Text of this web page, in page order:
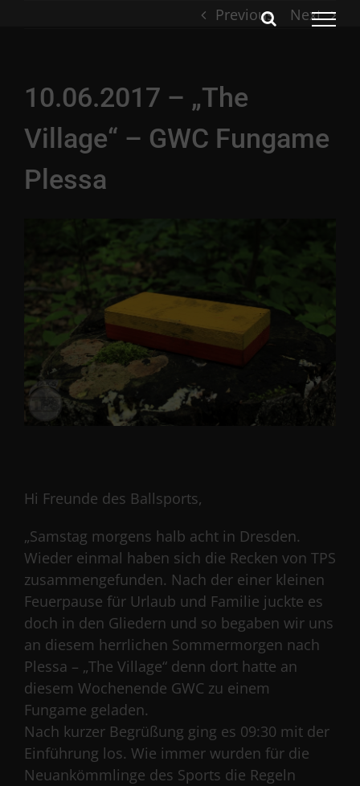
Previous Next
10.06.2017 – „The
Village“ – GWC Fungame
Plessa
Hi Freunde des Ballsports,
„Samstag morgens halb acht in Dresden.
Wieder einmal haben sich die Recken von TPS
zusammengefunden. Nach der einer kleinen
Feuerpause für Urlaub und Familie juckte es
doch in den Gliedern und so begaben wir uns
an diesem herrlichen Sommermorgen nach
Plessa – „The Village“ denn dort hatte an
diesem Wochenende GWC zu einem
Fungame geladen.
Nach kurzer Begrüßung ging es 09:30 mit der
Einführung los. Wie immer wurden für die
Neuankömmlinge des Sports die Regeln